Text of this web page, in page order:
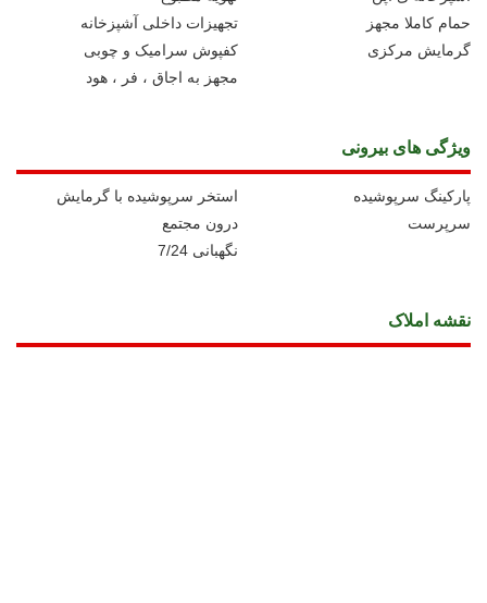
تجهیزات داخلی آشپزخانه
حمام کاملا مجهز
کفپوش سرامیک و چوبی
گرمایش مرکزی
مجهز به اجاق ، فر ، هود
ویژگی های بیرونی
استخر سرپوشیده با گرمایش
پارکینگ سرپوشیده
درون مجتمع
سرپرست
نگهبانی 7/24
نقشه املاک